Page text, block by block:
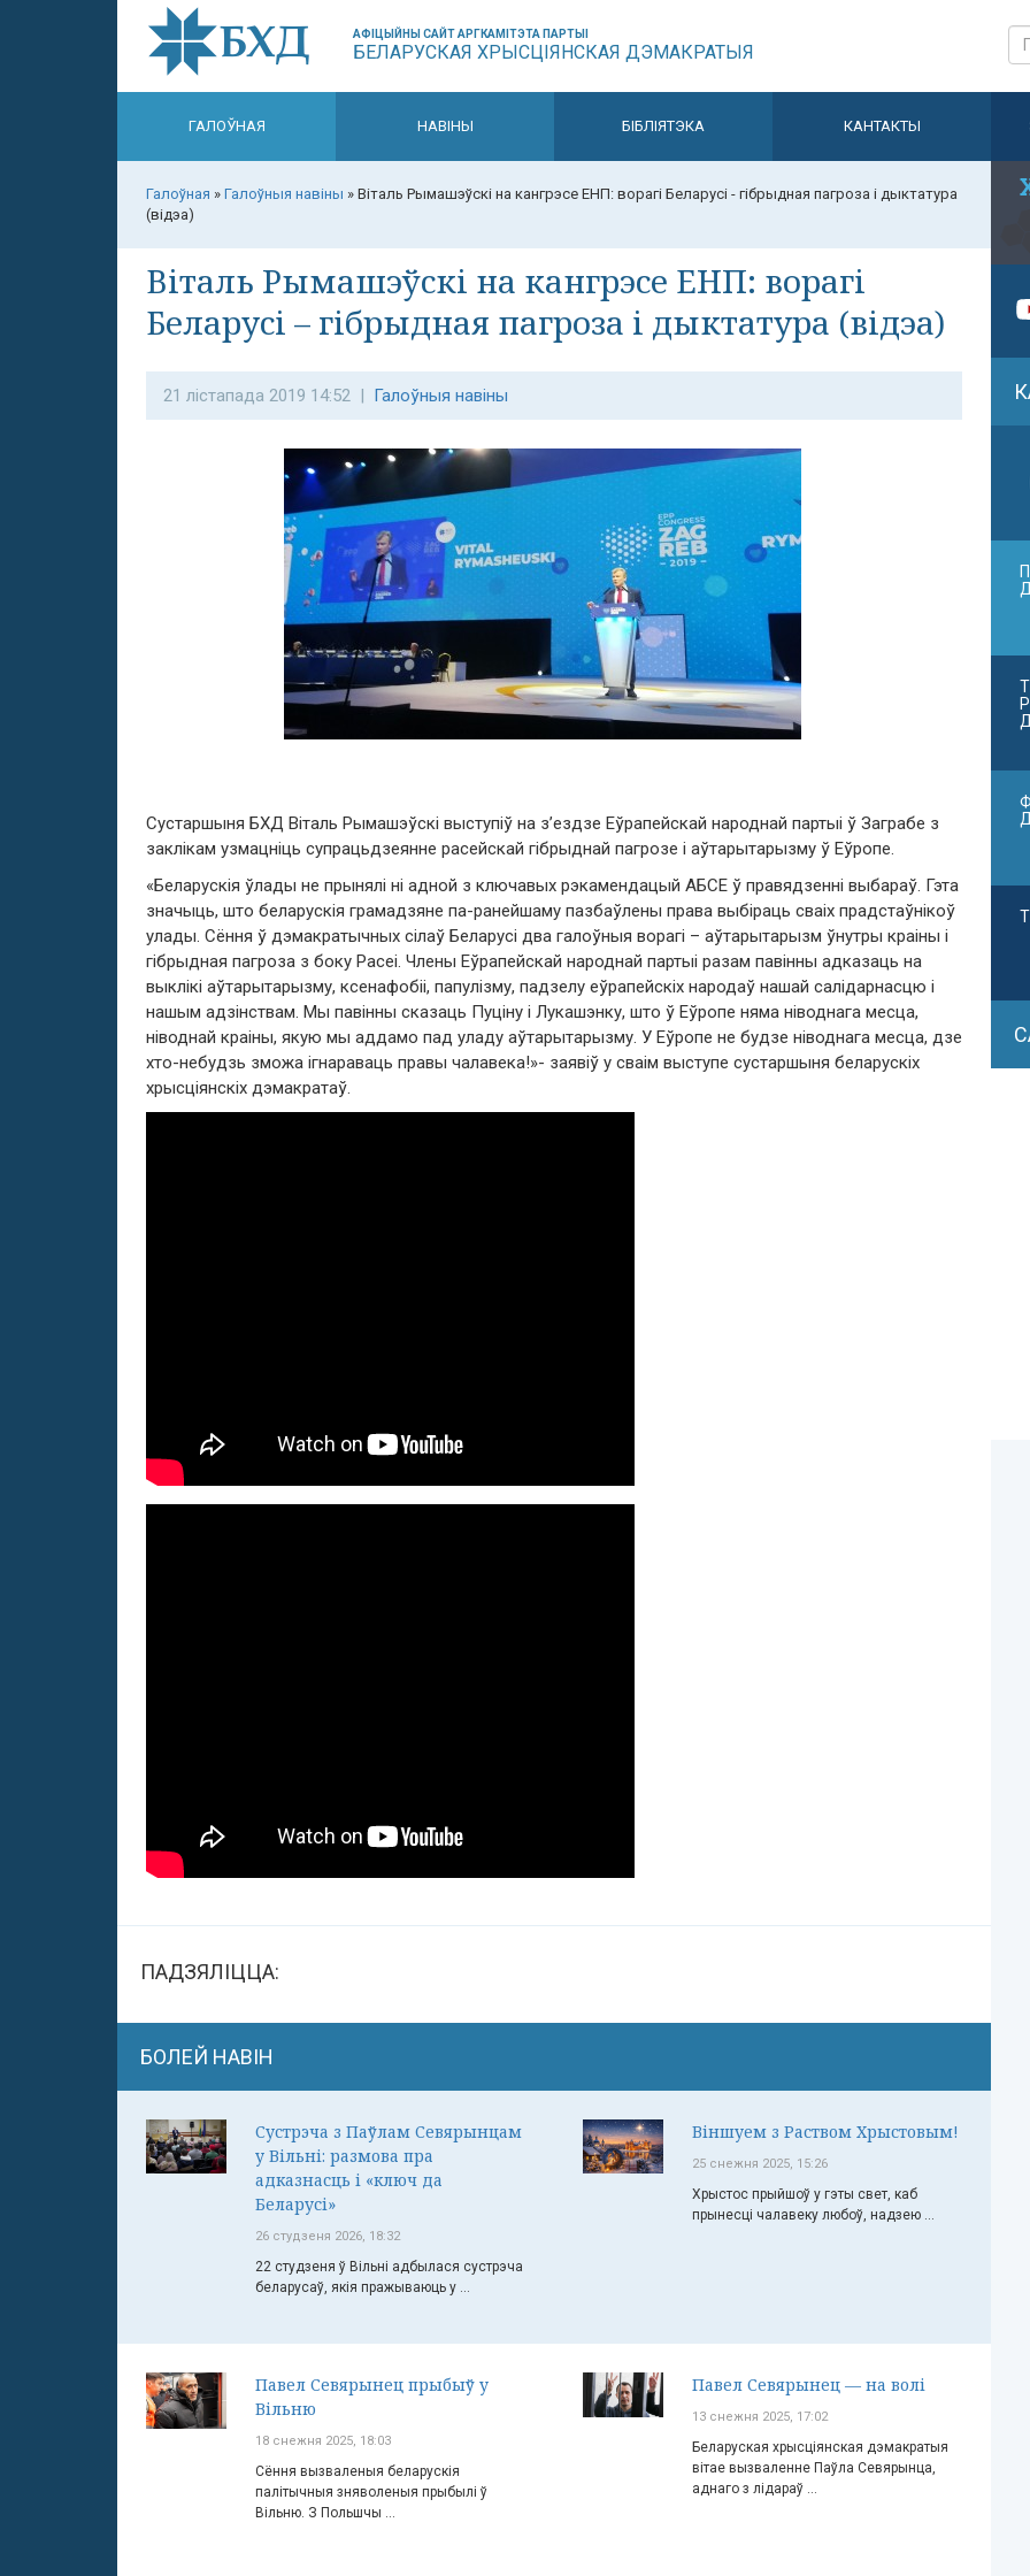
АФІЦЫЙНЫ САЙТ АРГКАМІТЭТА ПАРТЫІ
БЕЛАРУСКАЯ ХРЫСЦІЯНСКАЯ ДЭМАКРАТЫЯ
ГАЛОЎНАЯ НАВІНЫ БІБЛІЯТЭКА КАНТАКТЫ
Галоўная » Галоўныя навіны » Віталь Рымашэўскі на кангрэсе ЕНП: ворагі Беларусі - гібрыдная пагроза і дыктатура
(відэа)
Віталь Рымашэўскі на кангрэсе ЕНП: ворагі
Беларусі – гібрыдная пагроза і дыктатура (відэа)
21 лістапада 2019 14:52 | Галоўныя навіны
Сустаршыня БХД Віталь Рымашэўскі выступіў на з’ездзе Еўрапейскай народнай партыі ў Заграбе з
заклікам узмацніць супрацьдзеянне расейскай гібрыднай пагрозе і аўтарытарызму ў Еўропе.
«Беларускія ўлады не прынялі ні адной з ключавых рэкамендацый АБСЕ ў правядзенні выбараў. Гэта
значыць, што беларускія грамадзяне па-ранейшаму пазбаўлены права выбіраць сваіх прадстаўнікоў
улады. Сёння ў дэмакратычных сілаў Беларусі два галоўныя ворагі – аўтарытарызм ўнутры краіны і
гібрыдная пагроза з боку Расеі. Члены Еўрапейскай народнай партыі разам павінны адказаць на
выклікі аўтарытарызму, ксенафобіі, папулізму, падзелу еўрапейскіх народаў нашай салідарнасцю і
нашым адзінствам. Мы павінны сказаць Пуціну і Лукашэнку, што ў Еўропе няма ніводнага месца,
ніводнай краіны, якую мы аддамо пад уладу аўтарытарызму. У Еўропе не будзе ніводнага месца, дзе
хто-небудзь зможа ігнараваць правы чалавека!»- заявіў у сваім выступе сустаршыня беларускіх
хрысціянскіх дэмакратаў.
ПАДЗЯЛІЦЦА:
БОЛЕЙ НАВІН
Сустрэча з Паўлам Севярынцам
у Вільні: размова пра
адказнасць і «ключ да
Беларусі»
26 студзеня 2026, 18:32
22 студзеня ў Вільні адбылася сустрэча
беларусаў, якія пражываюць у ...
Віншуем з Раством Хрыстовым!
25 снежня 2025, 15:26
Хрыстос прыйшоў у гэты свет, каб
прынесці чалавеку любоў, надзею ...
Павел Севярынец прыбыў у
Вільню
18 снежня 2025, 18:03
Сёння вызваленыя беларускія
палітычныя зняволеныя прыбылі ў
Вільню. З Польшчы ...
Павел Севярынец — на волі
13 снежня 2025, 17:02
Беларуская хрысціянская дэмакратыя
вітае вызваленне Паўла Севярынца,
аднаго з лідараў ...